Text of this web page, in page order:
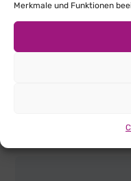
Merkmale und Funktionen
die
Körpers zu